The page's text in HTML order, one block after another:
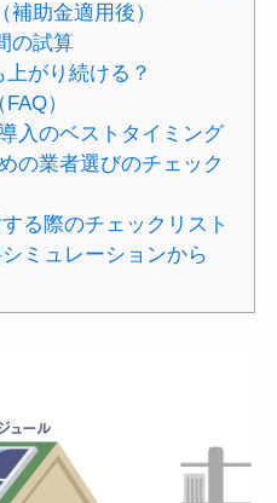
補助金適用後）
の試算
がり続ける？
）
入のベストタイミング
の業者選びのチェック
る際のチェックリスト
ミュレーションから